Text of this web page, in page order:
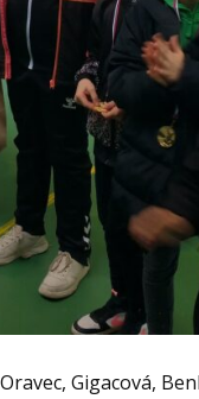
Gigacová,